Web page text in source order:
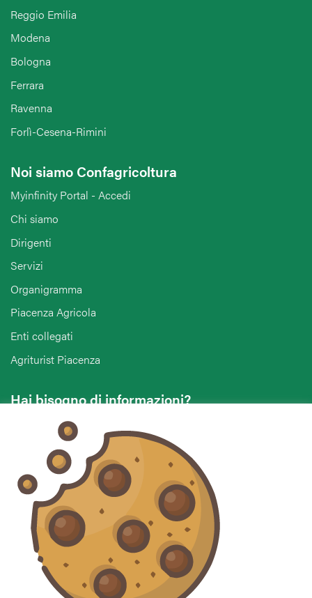
Reggio Emilia
Modena
Bologna
Ferrara
Ravenna
Forlì-Cesena-Rimini
Noi siamo Confagricoltura
Myinfinity Portal - Accedi
Chi siamo
Dirigenti
Servizi
Organigramma
Piacenza Agricola
Enti collegati
Agriturist Piacenza
Hai bisogno di informazioni?
Vuoi contattarci per ricevere assistenza, lasciare un
commento o chiedere informazioni?
CONTATTACI
Seguici sui social